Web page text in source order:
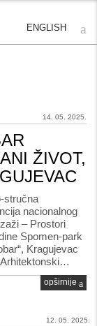
ENGLISH
14. 05. 2025.
ŽIVOT,
stručna
nacionalnog
– Prostori
Spomen-park
Kragujevac
opširnije
12. 05. 2025.